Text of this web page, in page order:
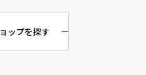
ップを探す